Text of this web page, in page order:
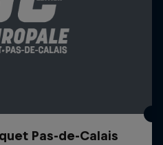
Pas-de-Calais